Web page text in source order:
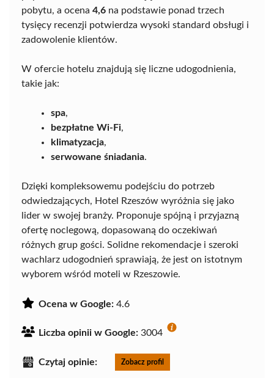
pobytu, a ocena 4,6 na podstawie ponad trzech
tysięcy recenzji potwierdza wysoki standard obsługi i
zadowolenie klientów.
W ofercie hotelu znajdują się liczne udogodnienia,
takie jak:
spa,
bezpłatne Wi-Fi,
klimatyzacja,
serwowane śniadania.
Dzięki kompleksowemu podejściu do potrzeb
odwiedzających, Hotel Rzeszów wyróżnia się jako
lider w swojej branży. Proponuje spójną i przyjazną
ofertę noclegową, dopasowaną do oczekiwań
różnych grup gości. Solidne rekomendacje i szeroki
wachlarz udogodnień sprawiają, że jest on istotnym
wyborem wśród moteli w Rzeszowie.
Ocena w Google: 4.6
Liczba opinii w Google: 3004
Czytaj opinie: Zobacz profil